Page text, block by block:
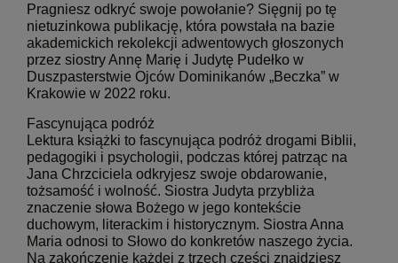
Pragniesz odkryć swoje powołanie? Sięgnij po tę
nietuzinkowa publikację, która powstała na bazie
akademickich rekolekcji adwentowych głoszonych
przez siostry Annę Marię i Judytę Pudełko w
Duszpasterstwie Ojców Dominikanów „Beczka” w
Krakowie w 2022 roku.
Fascynująca podróż
Lektura książki to fascynująca podróż drogami Biblii,
pedagogiki i psychologii, podczas której patrząc na
Jana Chrzciciela odkryjesz swoje obdarowanie,
tożsamość i wolność. Siostra Judyta przybliża
znaczenie słowa Bożego w jego kontekście
duchowym, literackim i historycznym. Siostra Anna
Maria odnosi to Słowo do konkretów naszego życia.
Na zakończenie każdej z trzech części znajdziesz